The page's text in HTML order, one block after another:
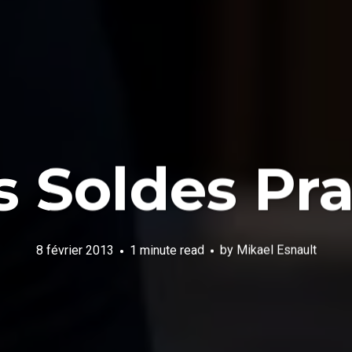
Soldes
8 février 2013 1 minute read by Mikael Esnault